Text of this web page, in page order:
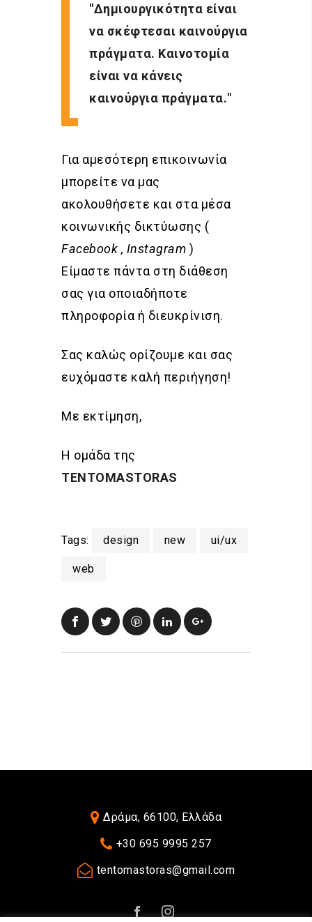
Δημιουργικότητα είναι
να σκέφτεσαι καινούργια
πράγματα. Καινοτομία
είναι να κάνεις
καινούργια πράγματα.
Για αμεσότερη επικοινωνία
μπορείτε να μας
ακολουθήσετε και στα μέσα
κοινωνικής δικτύωσης (
Facebook , Instagram )
Είμαστε πάντα στη διάθεση
σας για οποιαδήποτε
πληροφορία ή διευκρίνιση.
Σας καλώς ορίζουμε και σας
ευχόμαστε καλή περιήγηση!
Με εκτίμηση,
Η ομάδα της
TENTOMASTORAS
Tags: design new ui/ux
web
Δράμα, 66100, Ελλάδα
+30 695 9995 257‬
tentomastoras@gmail.com